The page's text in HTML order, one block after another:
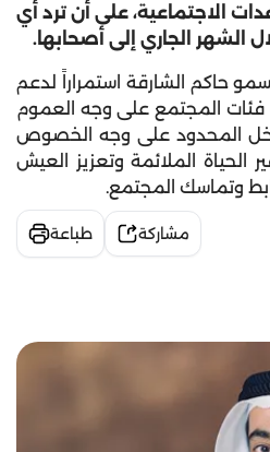
الاجتماعية، على أن ترد أي
الشهر الجاري إلى أصحابها.
حاكم الشارقة استمراراً لدعم
المجتمع على وجه العموم
المحدود على وجه الخصوص
الملائمة وتعزيز العيش
وتماسك المجتمع.
مشاركة طباعة